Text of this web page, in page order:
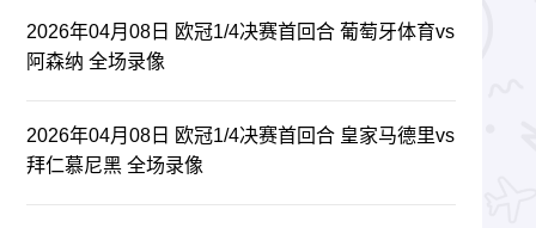
2026年04月08日 欧冠1/4决赛首回合 葡萄牙体育vs
阿森纳 全场录像
2026年04月08日 欧冠1/4决赛首回合 皇家马德里vs
拜仁慕尼黑 全场录像